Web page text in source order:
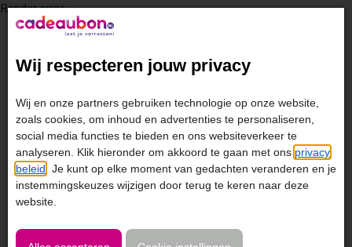
Render error
Wij respecteren jouw privacy
Wij en onze partners gebruiken technologie op onze website,
zoals cookies, om inhoud en advertenties te personaliseren,
social media functies te bieden en ons websiteverkeer te
analyseren. Klik hieronder om akkoord te gaan met ons privacy
beleid . Je kunt op elke moment van gedachten veranderen en je
instemmingskeuzes wijzigen door terug te keren naar deze
website.